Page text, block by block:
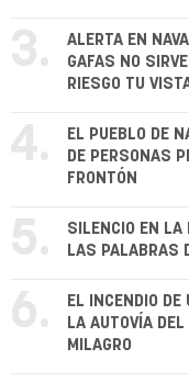
3.
ALERTA EN
GAFAS NO
RIESGO TU
4.
EL PUEBLO DE
DE PERSONAS
FRONTÓN
5.
SILENCIO EN LA
LAS PALABRAS
6.
EL INCENDIO
LA AUTOVÍA
MILAGRO